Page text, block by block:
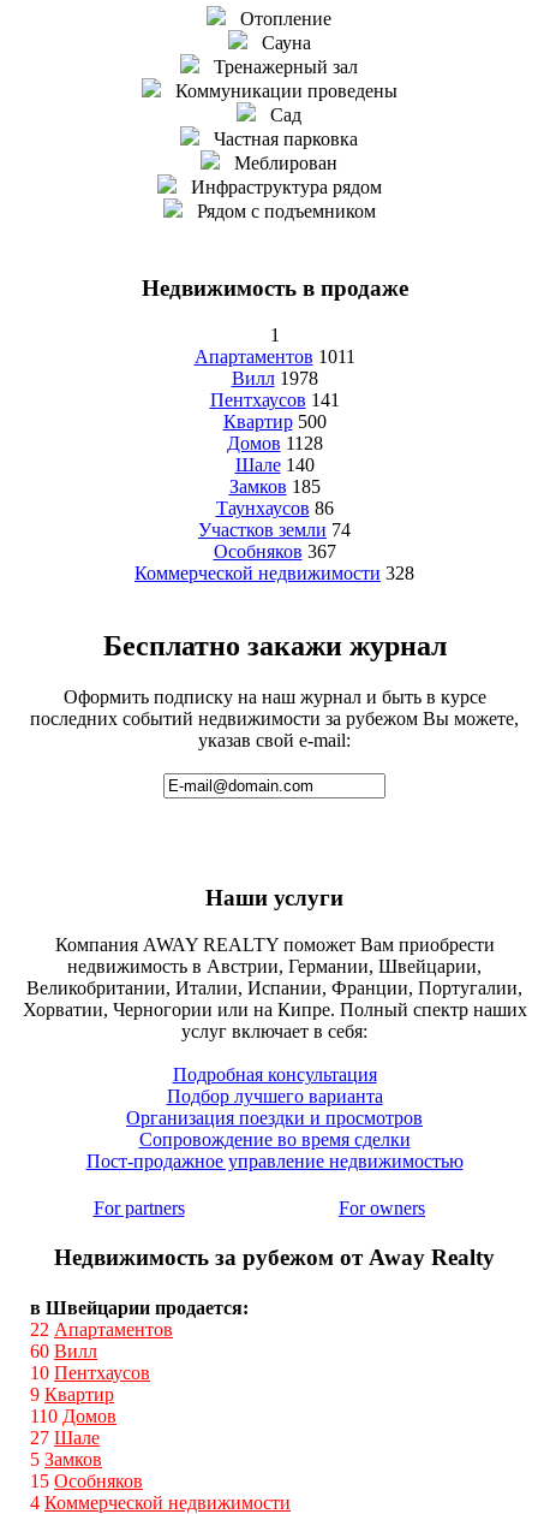
Отопление
Сауна
Тренажерный зал
Коммуникации проведены
Сад
Частная парковка
Меблирован
Инфраструктура рядом
Рядом с подъемником
Недвижимость в продаже
1
Апартаментов 1011
Вилл 1978
Пентхаусов 141
Квартир 500
Домов 1128
Шале 140
Замков 185
Таунхаусов 86
Участков земли 74
Особняков 367
Коммерческой недвижимости 328
Бесплатно закажи журнал
Оформить подписку на наш журнал и быть в курсе
последних событий недвижимости за рубежом Вы можете,
указав свой e-mail:
Наши услуги
Компания AWAY REALTY поможет Вам приобрести
недвижимость в Австрии, Германии, Швейцарии,
Великобритании, Италии, Испании, Франции, Португалии,
Хорватии, Черногории или на Кипре. Полный спектр наших
услуг включает в себя:
Подробная консультация
Подбор лучшего варианта
Организация поездки и просмотров
Сопровождение во время сделки
Пост-продажное управление недвижимостью
For partners For owners
Недвижимость за рубежом от Away Realty
в Швейцарии продается:
22 Апартаментов
60 Вилл
10 Пентхаусов
9 Квартир
110 Домов
27 Шале
5 Замков
15 Особняков
4 Коммерческой недвижимости